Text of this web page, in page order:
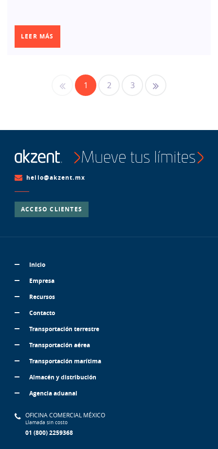
LEER MÁS
1 2 3
hello@akzent.mx
ACCESO CLIENTES
Inicio
Empresa
Recursos
Contacto
Transportación terrestre
Transportación aérea
Transportación marítima
Almacén y distribución
Agencia aduanal
OFICINA COMERCIAL MÉXICO
Llamada sin costo
01 (800) 2259368